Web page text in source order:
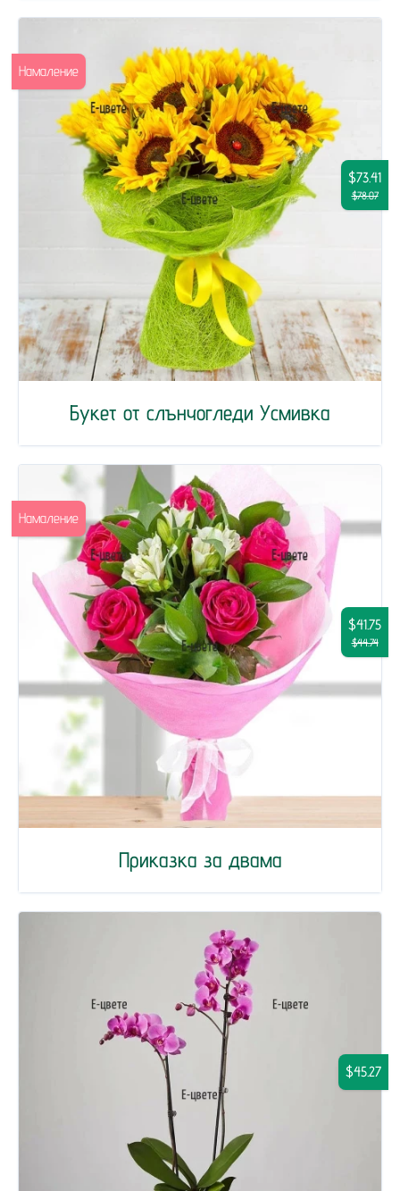
Букет от слънчогледи Усмивка
$73.41
$78.07
Намаление
Приказка за двама
$41.75
$44.74
Намаление
$45.27